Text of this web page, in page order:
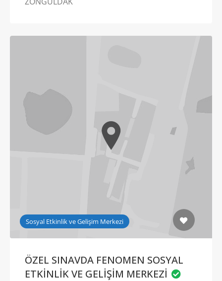
Sosyal Etkinlik ve Gelişim Merkezi
ÖZEL SINAVDA FENOMEN SOSYAL
ETKİNLİK VE GELİŞİM MERKEZİ